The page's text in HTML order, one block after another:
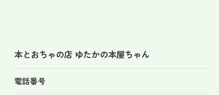
本とおちゃの店 ゆたかの本屋ちゃん
電話番号